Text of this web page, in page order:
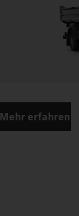
Mehr erfahren